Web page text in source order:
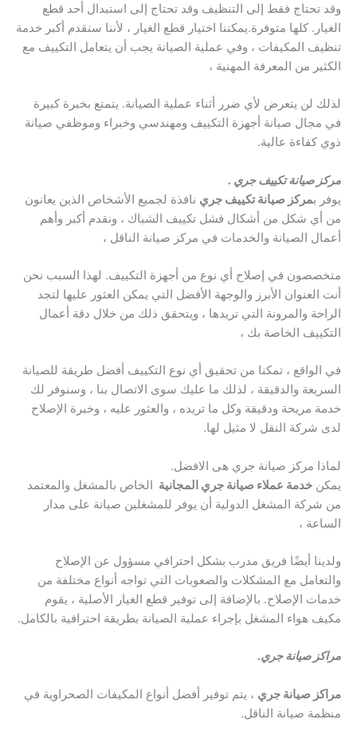
وقد تحتاج فقط إلى التنظيف وقد تحتاج إلى استبدال أحد قطع
الغيار. كلها متوفرة.يمكننا اختيار قطع الغيار ، لأننا سنقدم أكبر خدمة
تنظيف المكيفات ، وفي عملية الصيانة يجب أن يتعامل التكييف مع
الكثير من المعرفة المهنية ،
لذلك لن يتعرض لأي ضرر أثناء عملية الصيانة. يتمتع بخبرة كبيرة
في مجال صيانة أجهزة التكييف ومهندسي وخبراء وموظفي صيانة
ذوي كفاءة عالية.
مركز صيانة تكييف جري .
يوفر بمركز صيانة تكييف جري نافذة لجميع الأشخاص الذين يعانون
من أي شكل من أشكال فشل تكييف الشباك ، ونقدم أكبر وأهم
أعمال الصيانة والخدمات في مركز صيانة الناقل ،
متخصصون في إصلاح أي نوع من أجهزة التكييف. لهذا السبب نحن
أنت العنوان الأبرز والوجهة الأفضل التي يمكن العثور عليها لتجد
الراحة والمرونة التي تريدها ، ويتحقق ذلك من خلال دقة أعمال
التكييف الخاصة بك ،
في الواقع ، تمكنا من تحقيق أي نوع التكييف أفضل طريقة للصيانة
السريعة والدقيقة ، لذلك ما عليك سوى الاتصال بنا ، وسنوفر لك
خدمة مريحة ودقيقة وكل ما تريده ، والعثور عليه ، وخبرة الإصلاح
لدى شركة النقل لا مثيل لها.
لماذا مركز صيانة جري هى الافضل.
يمكن خدمة عملاء صيانة جري المجانية الخاص بالمشغل والمعتمد
من شركة المشغل الدولية أن يوفر للمشغلين صيانة على مدار
الساعة ،
ولدينا أيضًا فريق مدرب بشكل احترافي مسؤول عن الإصلاح
والتعامل مع المشكلات والصعوبات التي تواجه أنواع مختلفة من
خدمات الإصلاح. بالإضافة إلى توفير قطع الغيار الأصلية ، يقوم
مكيف هواء المشغل بإجراء عملية الصيانة بطريقة احترافية بالكامل.
مراكز صيانة جري.
مراكز صيانة جري ، يتم توفير أفضل أنواع المكيفات الصحراوية في
منظمة صيانة الناقل.